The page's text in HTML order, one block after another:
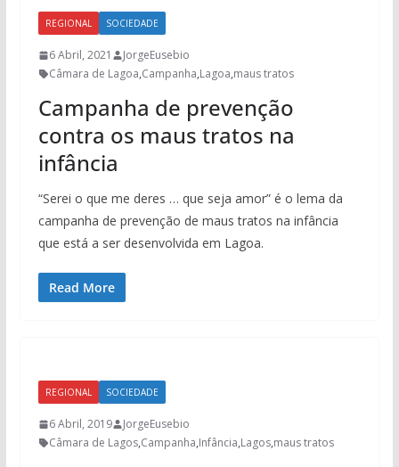
REGIONAL SOCIEDADE
6 Abril, 2021
JorgeEusebio
Câmara de Lagoa,Campanha,Lagoa,maus tratos
Campanha de prevenção
contra os maus tratos na
infância
“Serei o que me deres … que seja amor” é o lema da
campanha de prevenção de maus tratos na infância
que está a ser desenvolvida em Lagoa.
Read More
REGIONAL SOCIEDADE
6 Abril, 2019
JorgeEusebio
Câmara de Lagos,Campanha,Infância,Lagos,maus tratos